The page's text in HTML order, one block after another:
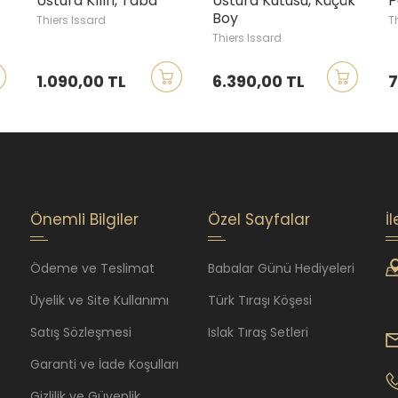
Thiers Issard
1.090,00 TL
Boy
Thiers Issard
6.390,00 TL
Önemli Bilgiler
Ödeme ve Teslimat
Üyelik ve Site Kullanımı
Satış Sözleşmesi
Garanti ve İade Koşulları
Özel Sayfalar
Babalar Günü Hediyeleri
Türk Tıraşı Köşesi
Islak Tıraş Setleri